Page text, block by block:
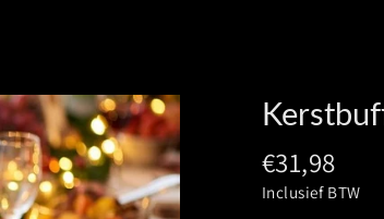
Prijs
€31,98
Inclusief BTW